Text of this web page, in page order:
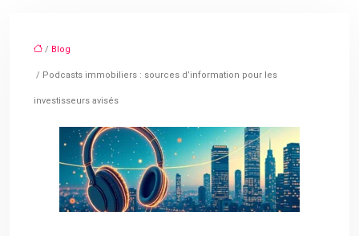
/ Blog
/ Podcasts immobiliers : sources d’information pour les
investisseurs avisés